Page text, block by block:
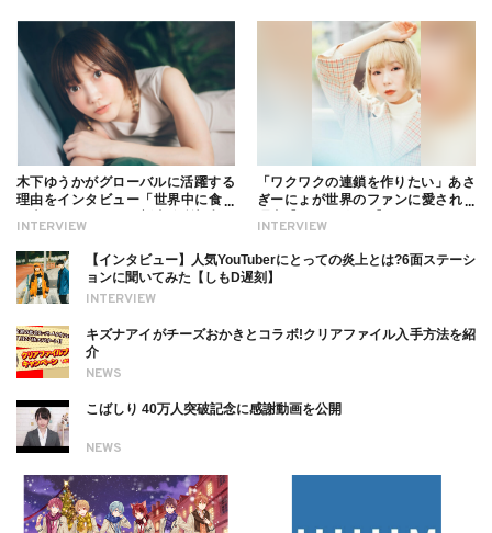
INTERVIEW
木下ゆうかがグローバルに活躍する
理由をインタビュー「世界中に食べ
ついても
INTERVIEW
「ワクワクの連鎖を作りたい」あさ
ぎーにょが世界のファンに愛される
INTERVIEW
【インタビュー】人気YouTuberにとっての炎上とは?6面ステーシ
ョンに聞いてみた【しもD遅刻】
NEWS
キズナアイがチーズおかきとコラボ!クリアファイル入手方法を紹
介
NEWS
こばしり 40万人突破記念に感謝動画を公開